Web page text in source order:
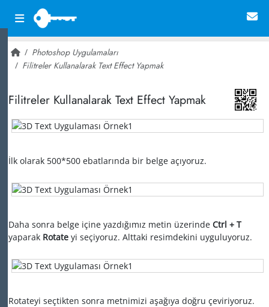
Photoshop Uygulamaları
Filitreler Kullanalarak Text Effect Yapmak
Filitreler Kullanalarak Text Effect Yapmak
İlk olarak 500*500 ebatlarında bir belge açıyoruz.
Daha sonra belge içine yazdığımız metin üzerinde Ctrl + T
yaparak Rotate yi seçiyoruz. Alttaki resimdekini uyguluyoruz.
Rotateyi seçtikten sonra metnimizi aşağıya doğru çeviriyoruz.